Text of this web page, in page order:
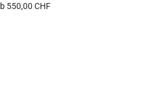
550,00 CHF